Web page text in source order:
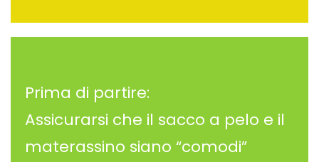
Prima di partire:
Assicurarsi che il sacco a pelo e il
materassino siano “comodi”